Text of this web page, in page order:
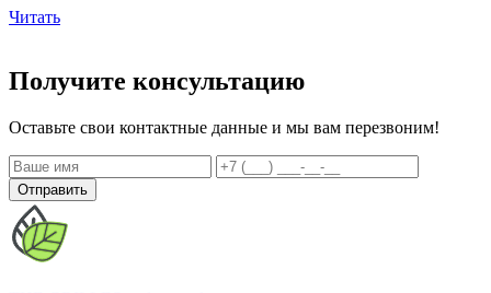
Читать
Получите консультацию
Оставьте свои контактные данные и мы вам перезвоним!
Отправить